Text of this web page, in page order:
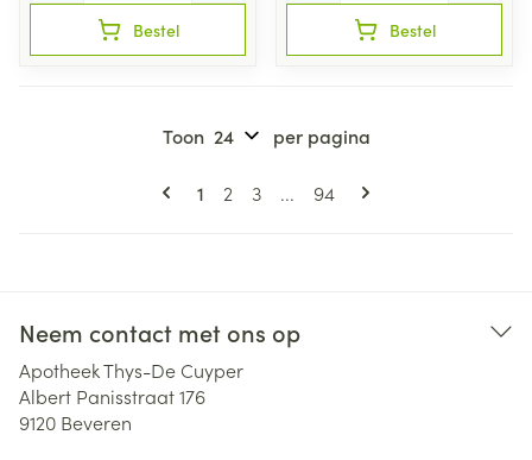
Bestel Bestel
Pagina's
U lees momenteel pagina
1 Pagina
2 Pagina
3 ... Pagina
94
Toon per pagina
Neem contact met ons op
Apotheek Thys-De Cuyper
Albert Panisstraat 176
9120 Beveren